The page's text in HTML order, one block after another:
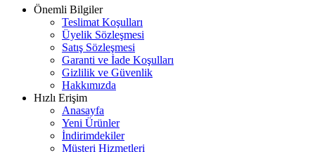
Önemli Bilgiler
Teslimat Koşulları
Üyelik Sözleşmesi
Satış Sözleşmesi
Garanti ve İade Koşulları
Gizlilik ve Güvenlik
Hakkımızda
Hızlı Erişim
Anasayfa
Yeni Ürünler
İndirimdekiler
Müşteri Hizmetleri